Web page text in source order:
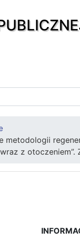
metodologii
z otoczeniem”.